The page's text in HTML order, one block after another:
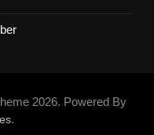
Surga, Tapi Takut
2026. Powered By
.